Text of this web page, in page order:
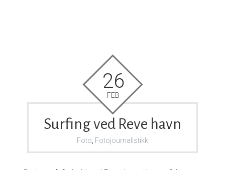
26
FEB
Surfing ved Reve havn
Foto Fotojournalistikk